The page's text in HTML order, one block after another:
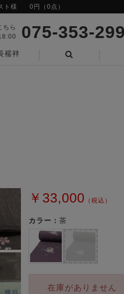
ト様 0円（0点）
ちら
075-353-
襦袢
￥33,000 （税込）
カラー： 茶
在庫がありません